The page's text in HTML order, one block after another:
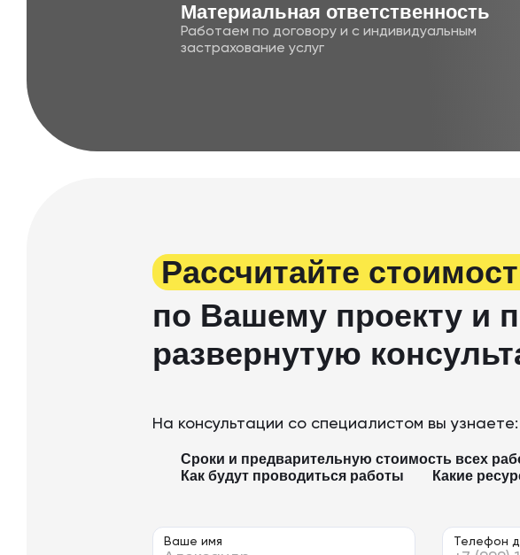
Матери альная ответственность
Работаем по договору и с индивидуальным
застрахование услуг
Рассчитайте
по Вашему проекту и
развернутую
На консультации со специалистом вы узнаете:
Сроки и предварительную стоимость всех
Как будут проводиться работы
Какие
Ваше имя Телефон